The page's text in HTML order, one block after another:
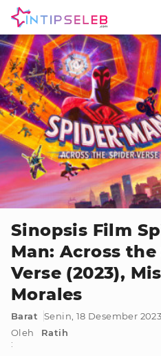
Sinopsis Film
Man: Across
Verse (2023),
Morales
Barat
Senin, 18 Desember
Oleh
:
Ratih